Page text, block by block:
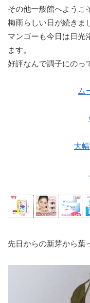
その他一般館へようこ
梅雨らしい日が続きま
マンゴーも今日は日光
ます。
好評なんで調子にのっ
ム
大
先日からの新芽から葉